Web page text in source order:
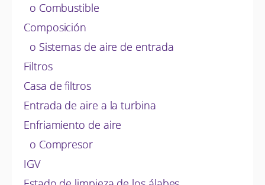
o Combustible
Composición
o Sistemas de aire de entrada
Filtros
Casa de filtros
Entrada de aire a la turbina
Enfriamiento de aire
o Compresor
IGV